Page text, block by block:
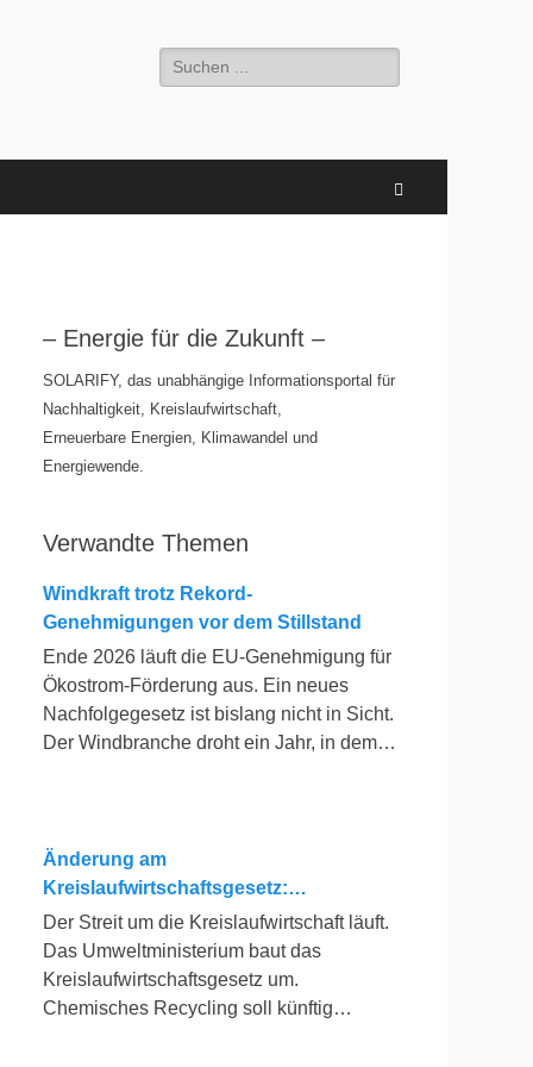
Suchen
nach:
– Energie für die Zukunft –
SOLARIFY, das unabhängige Informationsportal für
Nachhaltigkeit, Kreislaufwirtschaft,
Erneuerbare Energien, Klimawandel und
Energiewende.
Verwandte Themen
Windkraft trotz Rekord-
Genehmigungen vor dem Stillstand
Ende 2026 läuft die EU-Genehmigung für
Ökostrom-Förderung aus. Ein neues
Nachfolgegesetz ist bislang nicht in Sicht.
Der Windbranche droht ein Jahr, in dem
Problem hat die Politik tatsächlich gelöst,
die Verfahren laufen heute deutlich
schneller. Die Halbjahresbilanz der
Branche bestätigt dieses Muster: So viele
Windräder wie nie zuvor wurden
genehmigt, doch im ersten Halbjahr
Änderung am
Kreislaufwirtschaftsgesetz:
Chemisches Recycling soll Lücke
füllen
Der Streit um die Kreislaufwirtschaft läuft.
Das Umweltministerium baut das
Kreislaufwirtschaftsgesetz um.
Chemisches Recycling soll künftig